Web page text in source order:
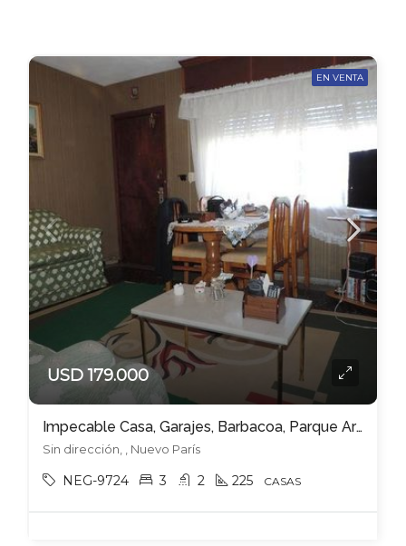
EN VENTA
USD 179.000
Impecable Casa, Garajes, Barbacoa, Parque Arbolado !!
Sin dirección, , Nuevo París
NEG-9724 3 2 225 CASAS